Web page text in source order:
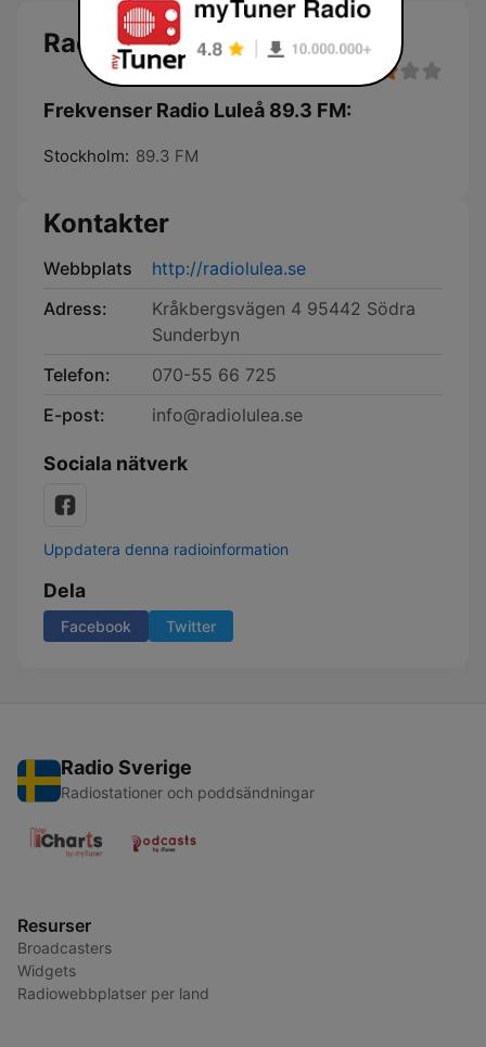
Radio Luleå 89.3 FM
Frekvenser Radio Luleå 89.3 FM:
Stockholm: 89.3 FM
Kontakter
Webbplats
http://radiolulea.se
Adress:
Kråkbergsvägen 4 95442 Södra
Sunderbyn
Telefon:
070-55 66 725
E-post:
info@radiolulea.se
Sociala nätverk
Uppdatera denna radioinformation
Dela
Facebook Twitter
Radio Sverige
Radiostationer och poddsändningar
Resurser
Broadcasters
Widgets
Radiowebbplatser per land